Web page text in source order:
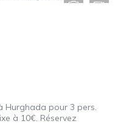
pour 3 pers.
à 10€. Réservez